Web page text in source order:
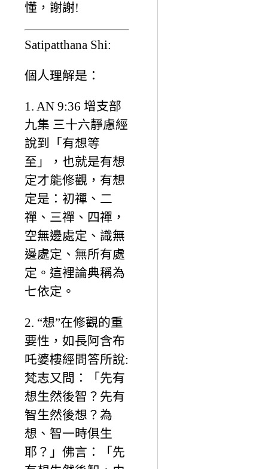
懂，謝謝!
Satipatthana Shi:
個人理解是：
1. AN 9:36 增支部
九集 三十六靜慮經
說到「有想等
至」，也就是有想
定才能修觀，有想
定是：初禪、二
禪、三禪、四禪，
空無邊處定、識無
邊處定、無所有處
定。這裡論典稱為
七依定。
2. “想”在修觀的重
要性，如長阿含布
吒婆樓經問答所說:
梵志又問：「先有
想生然後智？先有
智生然後想？為
想、智一時俱生
耶？」佛言：「先